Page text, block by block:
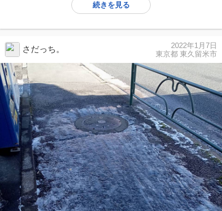
続きを見る
さだっち。
2022年1月7日
東京都 東久留米市